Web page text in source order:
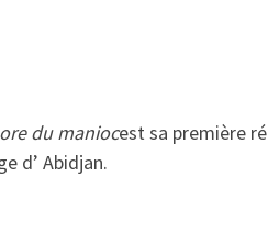
du maniocest sa première
d’ Abidjan.